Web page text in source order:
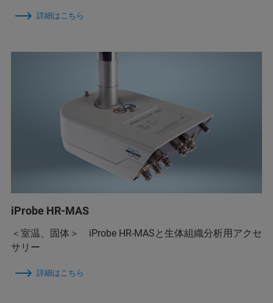
詳細はこちら
iProbe HR-MAS
＜室温、固体＞ iProbe HR-MASと生体組織分析用アクセ
サリー
詳細はこちら